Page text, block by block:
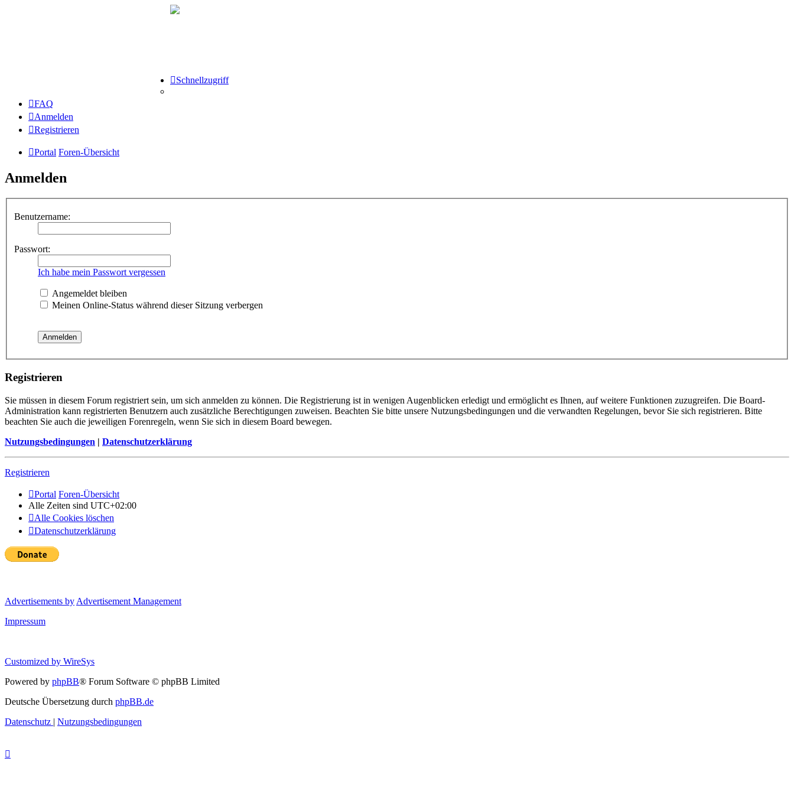
Schnellzugriff
FAQ
Anmelden
Registrieren
Portal Foren-Übersicht
Anmelden
Benutzername:
Passwort:
Ich habe mein Passwort vergessen
Angemeldet bleiben
Meinen Online-Status während dieser Sitzung verbergen
Registrieren
Sie müssen in diesem Forum registriert sein, um sich anmelden zu können. Die Registrierung ist in wenigen Augenblicken erledigt und ermöglicht es Ihnen, auf weitere Funktionen zuzugreifen. Die Board-
Administration kann registrierten Benutzern auch zusätzliche Berechtigungen zuweisen. Beachten Sie bitte unsere Nutzungsbedingungen und die verwandten Regelungen, bevor Sie sich registrieren. Bitte
beachten Sie auch die jeweiligen Forenregeln, wenn Sie sich in diesem Board bewegen.
Nutzungsbedingungen | Datenschutzerklärung
Registrieren
Portal Foren-Übersicht
Alle Zeiten sind UTC+02:00
Alle Cookies löschen
Datenschutzerklärung
Advertisements by Advertisement Management
Impressum
Customized by WireSys
Powered by phpBB® Forum Software © phpBB Limited
Deutsche Übersetzung durch phpBB.de
Datenschutz | Nutzungsbedingungen